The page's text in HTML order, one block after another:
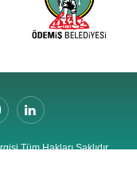
Tüm Hakları Saklıdır.